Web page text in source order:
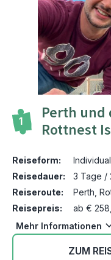
1
Perth und
Rottnest
Reiseform:
Reisedauer:
3 Tage /
Reiseroute:
Perth,
Reisepreis:
ab €
Mehr Informationen
ZUM